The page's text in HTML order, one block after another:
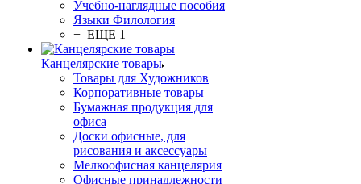
Учебно-наглядные пособия
Языки Филология
+ ЕЩЕ 1
Канцелярские товары
Товары для Художников
Корпоративные товары
Бумажная продукция для
офиса
Доски офисные, для
рисования и аксессуары
Мелкоофисная канцелярия
Офисные принадлежности